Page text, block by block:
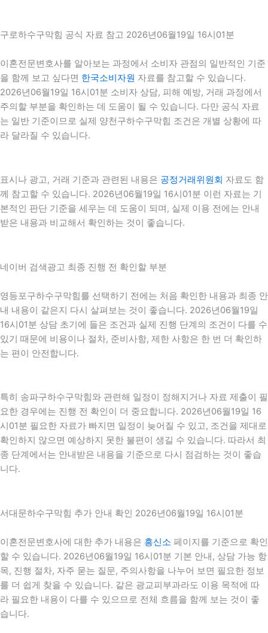
구로하수구막힘 공식 자료 참고 2026년06월19일 16시01분
이혼전문변호사를 알아보는 과정에서 소비자 관점의 일반적인 기준
을 함께 보고 싶다면 한국소비자원 자료를 참고할 수 있습니다.
2026년06월19일 16시01분 소비자 상담, 피해 예방, 거래 과정에서
주의할 부분을 확인하는 데 도움이 될 수 있습니다. 다만 공식 자료
는 일반 기준이므로 실제 양천구하수구막힘 조건은 개별 상황에 따
라 달라질 수 있습니다.
표시나 광고, 거래 기준과 관련된 내용은 공정거래위원회 자료도 함
께 참고할 수 있습니다. 2026년06월19일 16시01분 이런 자료는 기
본적인 판단 기준을 세우는 데 도움이 되며, 실제 이용 전에는 안내
받은 내용과 비교해서 확인하는 것이 좋습니다.
네이버 검색광고 최종 진행 전 확인할 부분
영등포구하수구막힘를 선택하기 전에는 처음 확인한 내용과 최종 안
내 내용이 같은지 다시 살펴보는 것이 좋습니다. 2026년06월19일
16시01분 상담 초기에 들은 조건과 실제 진행 단계의 조건이 다를 수
있기 때문에 비용이나 절차, 준비사항, 제한 사항은 한 번 더 확인하
는 편이 안전합니다.
특히 송파구하수구막힘와 관련해 일정이 정해지거나 자료 제출이 필
요한 경우에는 진행 전 확인이 더 중요합니다. 2026년06월19일 16
시01분 필요한 자료가 빠지면 일정이 늦어질 수 있고, 조건을 제대로
확인하지 않으면 예상하지 못한 불편이 생길 수 있습니다. 따라서 최
종 단계에서는 안내받은 내용을 기준으로 다시 점검하는 것이 좋습
니다.
서대문하수구막힘 추가 안내 확인 2026년06월19일 16시01분
이혼전문변호사에 대한 추가 내용은 흥신소 페이지를 기준으로 확인
할 수 있습니다. 2026년06월19일 16시01분 기본 안내, 상담 가능 항
목, 진행 절차, 자주 묻는 질문, 주의사항을 나누어 보면 필요한 정보
를 더 쉽게 찾을 수 있습니다. 같은 광교피부과라도 이용 목적에 따
라 필요한 내용이 다를 수 있으므로 전체 흐름을 함께 보는 것이 좋
습니다.